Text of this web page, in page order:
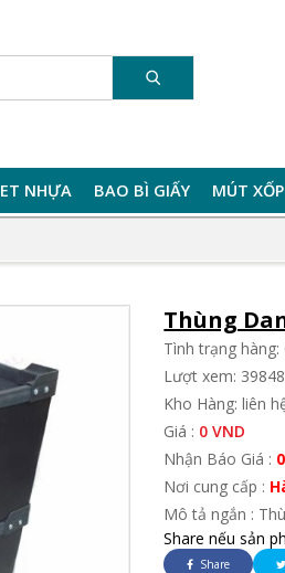
NHỰA BAO BÌ GIẤY MÚT
Thùng
Tình trạng hàng:
Lượt xem: 39848
Kho Hàng: liên
Giá : 0 VND
Nhận Báo Giá :
Nơi cung cấp :
Mô tả ngắn :
Share nếu sản
Share